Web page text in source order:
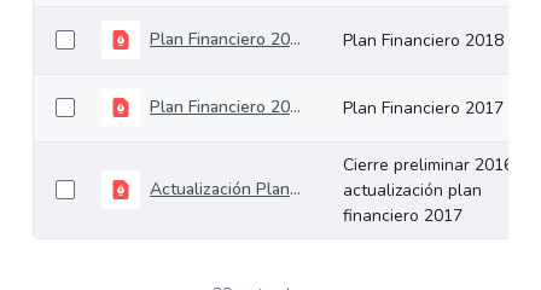
Plan Financiero 2018 Plan Financiero 2018
Plan Financiero 2017 Plan Financiero 2017
Actualización Plan Financiero 2017
Cierre preliminar 2016 y
actualización plan
financiero 2017